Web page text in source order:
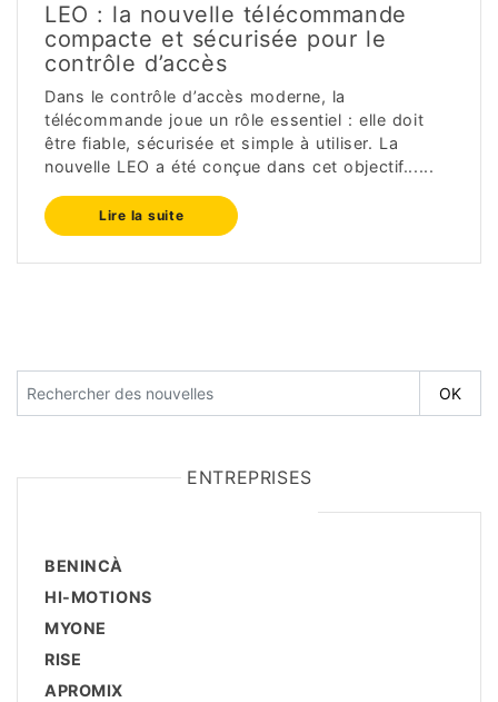
LEO : la nouvelle télécommande
compacte et sécurisée pour le
contrôle d’accès
Dans le contrôle d’accès moderne, la
télécommande joue un rôle essentiel : elle doit
être fiable, sécurisée et simple à utiliser. La
nouvelle LEO a été conçue dans cet objectif......
Lire la suite
ENTREPRISES
BENINCÀ
HI-MOTIONS
MYONE
RISE
APROMIX